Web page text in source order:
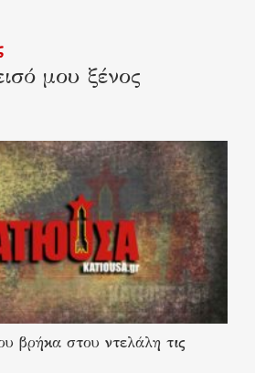
μου ξένος
βρήκα στου ντελάλη τις